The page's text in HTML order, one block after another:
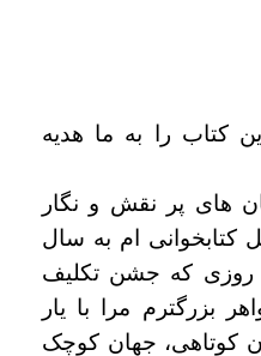
کتاب را به ما هدیه
های پر نقش و نگار
کتابخوانی ام به سال
روزی که جشن تکلیف
بزرگترم مرا با یار
کوتاهی، جهان کوچک